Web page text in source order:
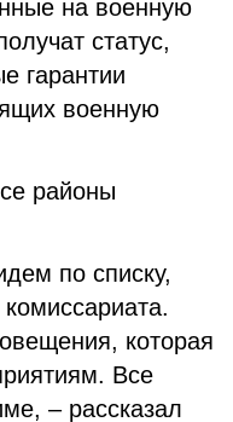
на военную
статус,
гарантии
военную
районы
по списку,
которая
Все
– рассказал